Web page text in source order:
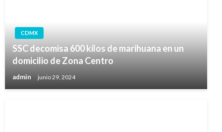
CDMX
SSC decomisa 600 kilos de marihuana en un
domicilio de Zona Centro
admin junio 29, 2024